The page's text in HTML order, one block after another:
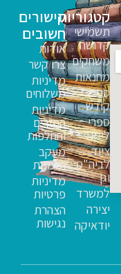
קטגוריות
תשמישי
קדושה
משחקים
מחנאות
ספרי
קודש
ספרי
לימוד
ציוד
לביה"ס
וגן
למשרד
יצירה
יודאיקה
קישורים
חשובים
אודות
צרו קשר
מדיניות
משלוחים
מדיניות
החזרים
והחלפות
מעקב
הזמנות
מדיניות
פרטיות
הצהרת
נגישות